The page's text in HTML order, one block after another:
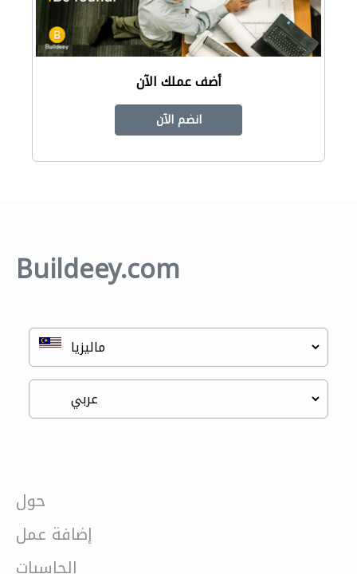
أضف عملك الآن
انضم الآن
Buildeey.com
حول
إضافة عمل
الحاسبات